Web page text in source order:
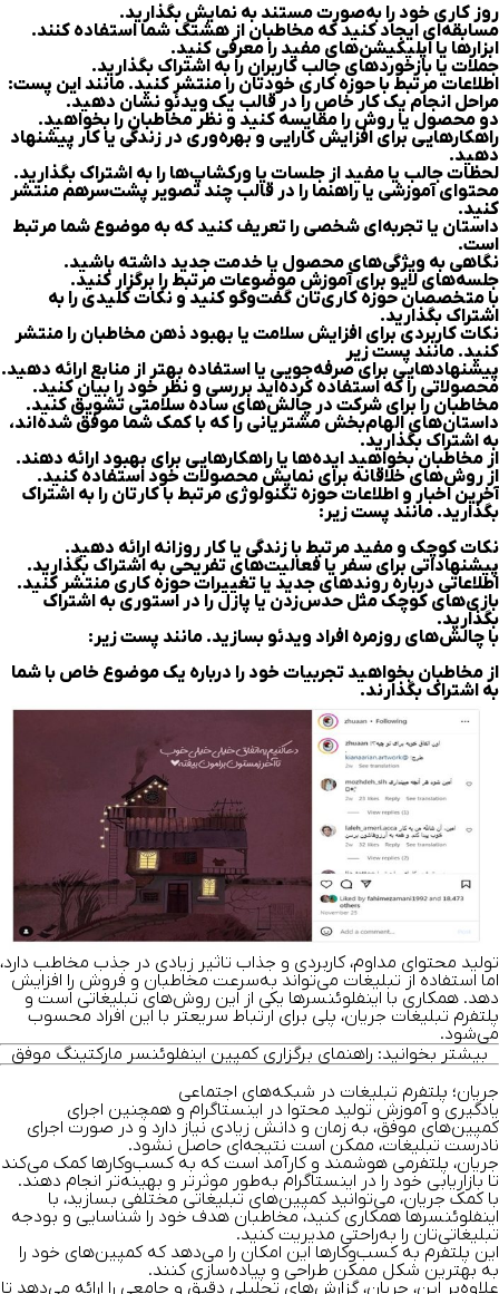
روز کاری خود را به‌صورت مستند به نمایش بگذارید.
مسابقه‌ای ایجاد کنید که مخاطبان از هشتگ شما استفاده کنند.
ابزارها یا اپلیکیشن‌های مفید را معرفی کنید.
جملات یا بازخوردهای جالب کاربران را به اشتراک بگذارید.
اطلاعات مرتبط با حوزه کاری خودتان را منتشر کنید. مانند این پست:
مراحل انجام یک کار خاص را در قالب یک ویدئو نشان دهید.
دو محصول یا روش را مقایسه کنید و نظر مخاطبان را بخواهید.
راهکارهایی برای افزایش کارایی و بهره‌وری در زندگی یا کار پیشنهاد
دهید.
لحظات جالب یا مفید از جلسات یا ورکشاپ‌ها را به اشتراک بگذارید.
محتوای آموزشی یا راهنما را در قالب چند تصویر پشت‌سرهم منتشر
کنید.
داستان یا تجربه‌ای شخصی را تعریف کنید که به موضوع شما مرتبط
است.
نگاهی به ویژگی‌های محصول یا خدمت جدید داشته باشید.
جلسه‌های لایو برای آموزش موضوعات مرتبط را برگزار کنید.
با متخصصان حوزه کاری‌تان گفت‌وگو کنید و نکات کلیدی را به
اشتراک بگذارید.
نکات کاربردی برای افزایش سلامت یا بهبود ذهن مخاطبان را منتشر
کنید. مانند پست زیر
پیشنهادهایی برای صرفه‌جویی یا استفاده بهتر از منابع ارائه دهید.
محصولاتی را که استفاده کرده‌اید بررسی و نظر خود را بیان کنید.
مخاطبان را برای شرکت در چالش‌های ساده سلامتی تشویق کنید.
داستان‌های الهام‌بخش مشتریانی را که با کمک شما موفق شده‌اند،
به اشتراک بگذارید.
از مخاطبان بخواهید ایده‌ها یا راهکارهایی برای بهبود ارائه دهند.
از روش‌های خلاقانه برای نمایش محصولات خود استفاده کنید.
آخرین اخبار و اطلاعات حوزه تکنولوژی مرتبط با کارتان را به اشتراک
بگذارید. مانند پست زیر:
نکات کوچک و مفید مرتبط با زندگی یا کار روزانه ارائه دهید.
پیشنهاداتی برای سفر یا فعالیت‌های تفریحی به اشتراک بگذارید.
اطلاعاتی درباره روندهای جدید یا تغییرات حوزه کاری‌ منتشر کنید.
بازی‌های کوچک مثل حدس‌زدن یا پازل را در استوری به اشتراک
بگذارید.
با چالش‌های روزمره افراد ویدئو بسازید. مانند پست زیر:
از مخاطبان بخواهید تجربیات خود را درباره یک موضوع خاص با شما
به اشتراک بگذارند.
تولید محتوای مداوم، کاربردی و جذاب تاثیر زیادی در جذب مخاطب دارد،
اما استفاده از تبلیغات می‌تواند به‌سرعت مخاطبان و فروش را افزایش
دهد. همکاری با اینفلوئنسرها یکی از این روش‌های تبلیغاتی است و
پلتفرم تبلیغات جریان، پلی برای ارتباط سریع‎تر با این افراد محسوب
می‌شود.
بیشتر بخوانید: راهنمای برگزاری کمپین اینفلوئنسر مارکتینگ موفق
جریان؛ پلتفرم تبلیغات در شبکه‌های اجتماعی
یادگیری و آموزش تولید محتوا در اینستاگرام و همچنین اجرای
کمپین‌های موفق، به زمان و دانش زیادی نیاز دارد و در صورت اجرای
نادرست تبلیغات، ممکن است نتیجه‌ای حاصل نشود.
جریان، پلتفرمی هوشمند و کارآمد است که به کسب‌وکارها کمک می‌کند
تا بازاریابی خود را در اینستاگرام به‌طور موثرتر و بهینه‌تر انجام دهند.
با کمک جریان، می‌توانید کمپین‌های تبلیغاتی مختلفی بسازید، با
اینفلوئنسرها همکاری کنید، مخاطبان هدف خود را شناسایی و بودجه
تبلیغاتی‌تان را به‌راحتی مدیریت کنید.
این پلتفرم به کسب‌وکارها این امکان را می‌دهد که کمپین‌های خود را
به بهترین شکل ممکن طراحی و پیاده‌سازی کنند.
علاوه‌بر این، جریان، گزارش‌های تحلیلی دقیق و جامعی را ارائه می‌دهد تا